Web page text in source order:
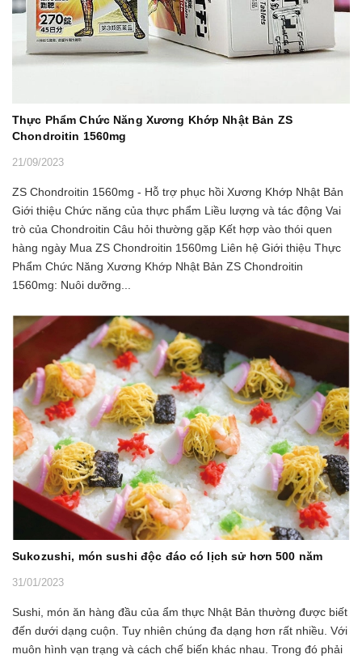
Thực Phẩm Chức Năng Xương Khớp Nhật Bản ZS
Chondroitin 1560mg
21/09/2023
ZS Chondroitin 1560mg - Hỗ trợ phục hồi Xương Khớp Nhật Bản
Giới thiệu Chức năng của thực phẩm Liều lượng và tác động Vai
trò của Chondroitin Câu hỏi thường gặp Kết hợp vào thói quen
hàng ngày Mua ZS Chondroitin 1560mg Liên hệ Giới thiệu Thực
Phẩm Chức Năng Xương Khớp Nhật Bản ZS Chondroitin
1560mg: Nuôi dưỡng...
Sukozushi, món sushi độc đáo có lịch sử hơn 500 năm
31/01/2023
Sushi, món ăn hàng đầu của ẩm thực Nhật Bản thường được biết
đến dưới dạng cuộn. Tuy nhiên chúng đa dạng hơn rất nhiều. Với
muôn hình vạn trạng và cách chế biến khác nhau. Trong đó phải